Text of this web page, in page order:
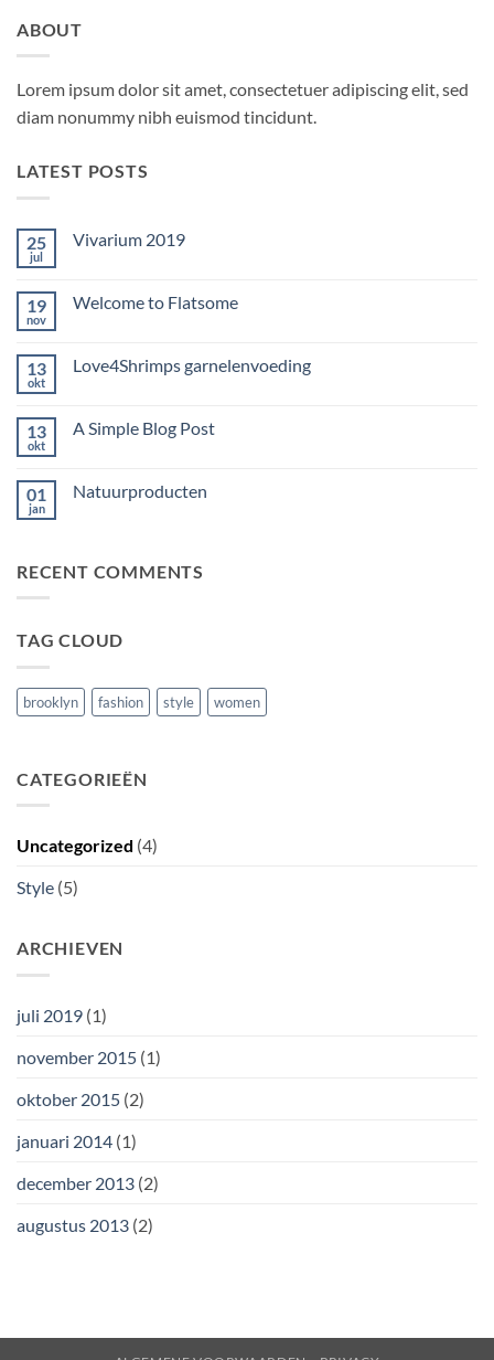
ABOUT
Lorem ipsum dolor sit amet, consectetuer adipiscing elit, sed
diam nonummy nibh euismod tincidunt.
LATEST POSTS
25
jul
Vivarium 2019
Vivarium
19
nov
Welcome to Flatsome
Welcome
13
okt
Love4Shrimps garnelenvoeding
Love4Shrimps
13
okt
A Simple Blog Post
A
01
jan
Natuurproducten
RECENT COMMENTS
TAG CLOUD
brooklyn fashion style women
CATEGORIEËN
Uncategorized (4)
Style (5)
ARCHIEVEN
juli 2019 (1)
november 2015 (1)
oktober 2015 (2)
januari 2014 (1)
december 2013 (2)
augustus 2013 (2)